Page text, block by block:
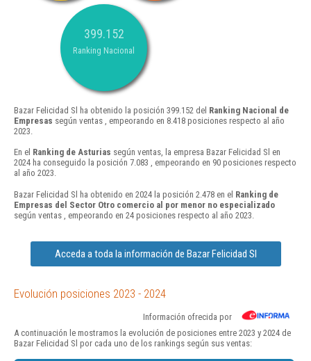
399.152
Ranking Nacional
Bazar Felicidad Sl ha obtenido la posición 399.152 del Ranking Nacional de
Empresas según ventas , empeorando en 8.418 posiciones respecto al año
2023.
En el Ranking de Asturias según ventas, la empresa Bazar Felicidad Sl en
2024 ha conseguido la posición 7.083 , empeorando en 90 posiciones respecto
al año 2023.
Bazar Felicidad Sl ha obtenido en 2024 la posición 2.478 en el Ranking de
Empresas del Sector Otro comercio al por menor no especializado
según ventas , empeorando en 24 posiciones respecto al año 2023.
Acceda a toda la información de Bazar Felicidad Sl
Evolución posiciones 2023 - 2024
Información ofrecida por
A continuación le mostramos la evolución de posiciones entre 2023 y 2024 de
Bazar Felicidad Sl por cada uno de los rankings según sus ventas: